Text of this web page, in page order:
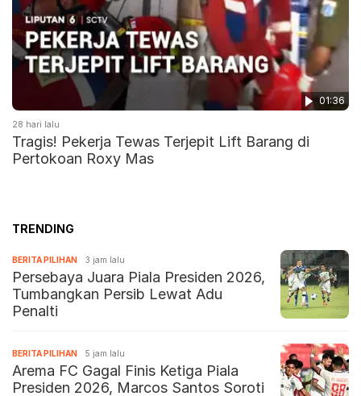
01:36
28 hari lalu
Tragis! Pekerja Tewas Terjepit Lift Barang di
Pertokoan Roxy Mas
TRENDING
BERITA PILIHAN 3 jam lalu
Persebaya Juara Piala Presiden 2026,
Tumbangkan Persib Lewat Adu
Penalti
BERITA PILIHAN 5 jam lalu
Arema FC Gagal Finis Ketiga Piala
Presiden 2026, Marcos Santos Soroti